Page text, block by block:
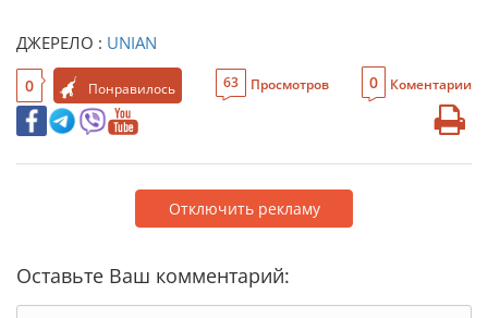
ДЖЕРЕЛО : UNIAN
0 Понравилось 63 Просмотров 0 Коментарии
Отключить рекламу
Оставьте Ваш комментарий: